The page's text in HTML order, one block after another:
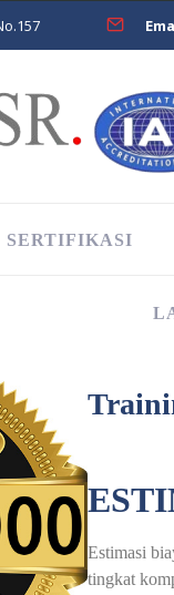
SERTIFIKASI
Estimasi
tingkat